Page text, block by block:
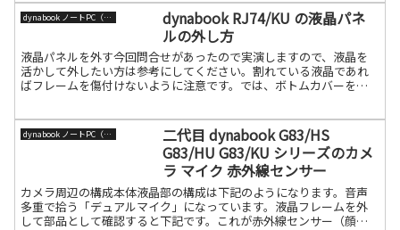
dynabook ノートPC（旧東芝）
dynabook RJ74/KU の液晶パネ
ルの外し方
液晶パネルを外す今回問合せがあったので実演しますので、液晶を
活かして外したい方は参考にしてください。割れている液晶であれ
ばフレームを傷付けないように注意です。では、ボトムカバーを外
dynabook ノートPC（旧東芝）
二代目 dynabook G83/HS
G83/HU G83/KU シリーズのカメ
ラ マイク 赤外線センサー
カメラ周辺の構成本体液晶部の構成は下記のようになります。音声
多重で拾う「デュアルマイク」になっています。液晶フレームを外
して部品として確認すると下記です。これが赤外線センサー（顔認